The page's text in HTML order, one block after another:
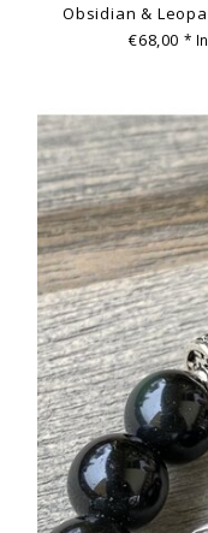
Obsidian &
€68,00 *